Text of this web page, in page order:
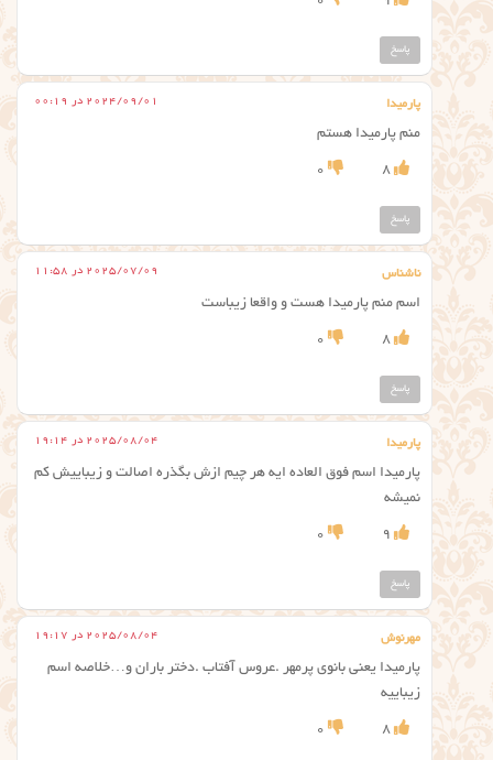
پاسخ
پارمیدا 2024/09/01 در 00:19
منم پارمیدا هستم
8
0
پاسخ
ناشناس 2025/07/09 در 11:58
اسم منم پارمیدا هست و واقعا زیباست
8
0
پاسخ
پارمیدا 2025/08/04 در 19:14
پارمیدا اسم فوق العاده ایه هر چیم ازش بگذره اصالت و زیباییش کم
نمیشه
9
0
پاسخ
مهرنوش 2025/08/04 در 19:17
پارمیدا یعنی بانوی پرمهر .عروس آفتاب .دختر باران و…خلاصه اسم
زیباییه
8
0